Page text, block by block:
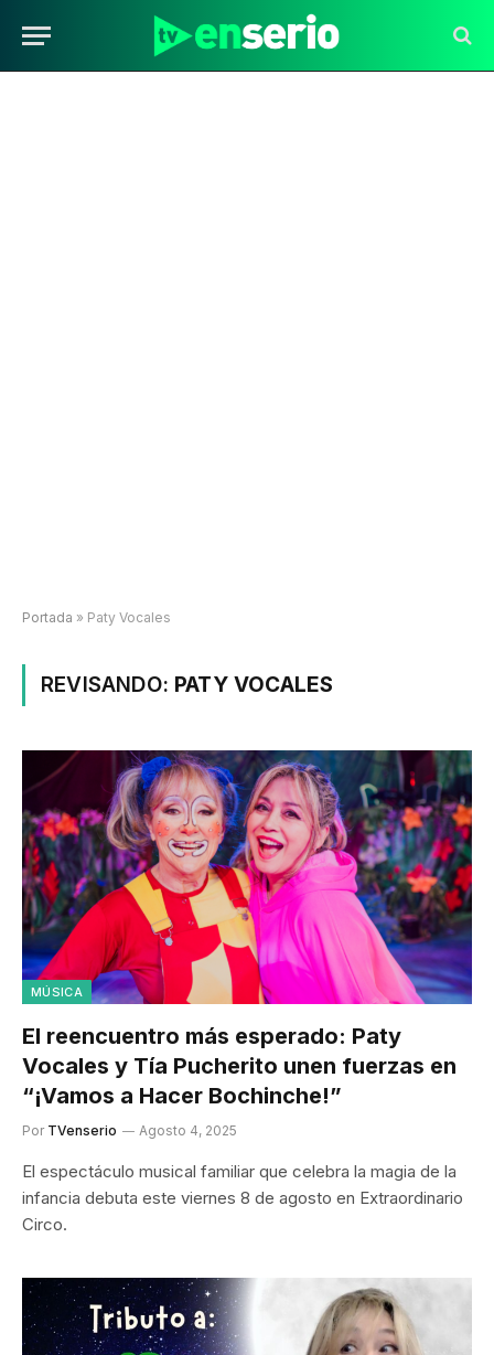
Portada » Paty Vocales
REVISANDO: PATY VOCALES
MÚSICA
El reencuentro más esperado: Paty
Vocales y Tía Pucherito unen fuerzas en
“¡Vamos a Hacer Bochinche!”
Por TVenserio Agosto 4, 2025
El espectáculo musical familiar que celebra la magia de la
infancia debuta este viernes 8 de agosto en Extraordinario
Circo.